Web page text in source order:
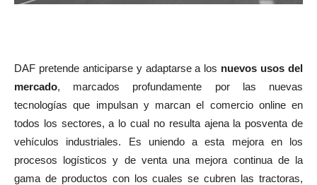
DAF pretende anticiparse y adaptarse a los nuevos usos del
mercado, marcados profundamente por las nuevas
tecnologías que impulsan y marcan el comercio online en
todos los sectores, a lo cual no resulta ajena la posventa de
vehículos industriales. Es uniendo a esta mejora en los
procesos logísticos y de venta una mejora continua de la
gama de productos con los cuales se cubren las tractoras,